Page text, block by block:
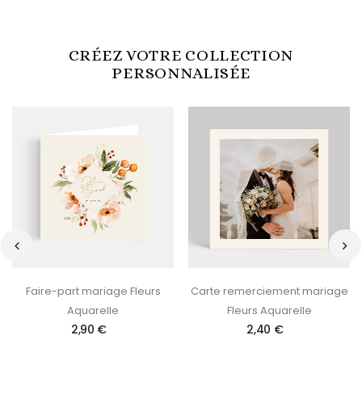
CRÉEZ VOTRE COLLECTION
PERSONNALISÉE
Faire-part mariage Fleurs
Aquarelle
2,90 €
Carte remerciement mariage
Fleurs Aquarelle
2,40 €